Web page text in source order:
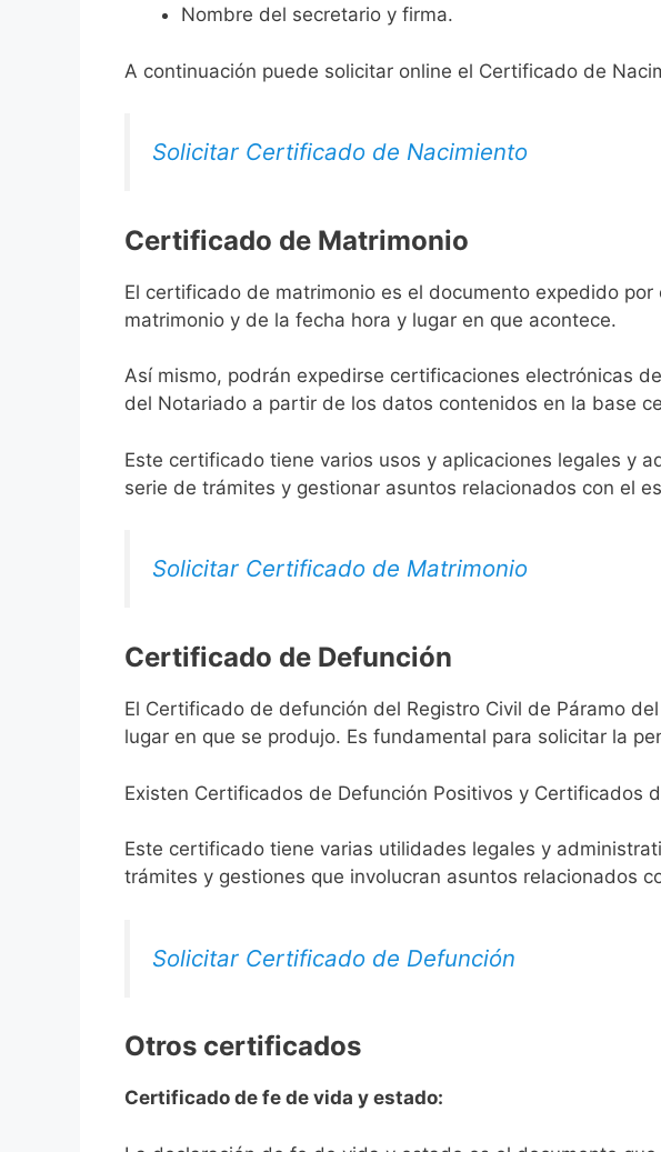
Nombre del secretario y firma.
A continuación puede solicitar online el Certificado de
Solicitar Certificado de Nacimiento
Certificado de Matrimonio
El certificado de matrimonio es el documento expedido
matrimonio y de la fecha hora y lugar en que acontece.
Así mismo, podrán expedirse certificaciones electrónicas
del Notariado a partir de los datos contenidos en la base
Este certificado tiene varios usos y aplicaciones legales y
serie de trámites y gestionar asuntos relacionados con el
Solicitar Certificado de Matrimonio
Certificado de Defunción
El Certificado de defunción del Registro Civil de Páramo
lugar en que se produjo. Es fundamental para solicitar la
Existen Certificados de Defunción Positivos y Certificados
Este certificado tiene varias utilidades legales y
trámites y gestiones que involucran asuntos relacionados
Solicitar Certificado de Defunción
Otros certificados
Certificado de fe de vida y estado: